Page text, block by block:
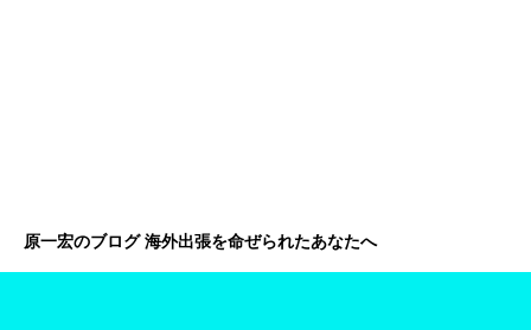
原一宏のブログ 海外出張を命ぜられたあなたへ